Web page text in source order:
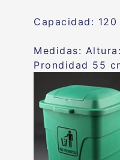
Capacidad:
Medidas:
Prondidad 55